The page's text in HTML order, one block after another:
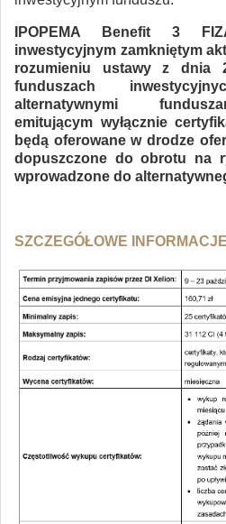
IPOPEMA Benefit 3
inwestycyjnym zamkniętym
rozumieniu ustawy z dnia
funduszach
alternatywnymi
emitującym wyłącznie
będą oferowane w drodze
dopuszczone do obrotu na
wprowadzone do
SZCZEGÓŁOWE